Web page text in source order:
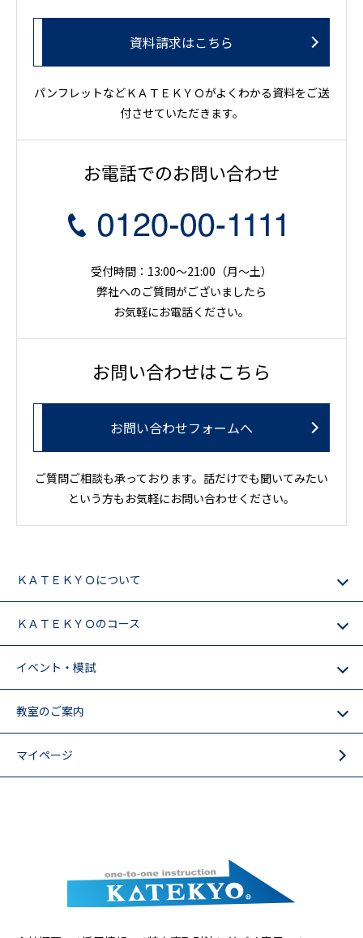
資料請求はこちら
パンフレットなどＫＡＴＥＫＹＯがよくわかる資料をご送
付させていただきます。
お電話でのお問い合わせ
受付時間：13:00～21:00（月〜土）
弊社へのご質問がございましたら
お気軽にお電話ください。
お問い合わせはこちら
お問い合わせフォームへ
ご質問ご相談も承っております。話だけでも聞いてみたい
という方もお気軽にお問い合わせください。
ＫＡＴＥＫＹＯについて
ＫＡＴＥＫＹＯのコース
イベント・模試
教室のご案内
マイページ